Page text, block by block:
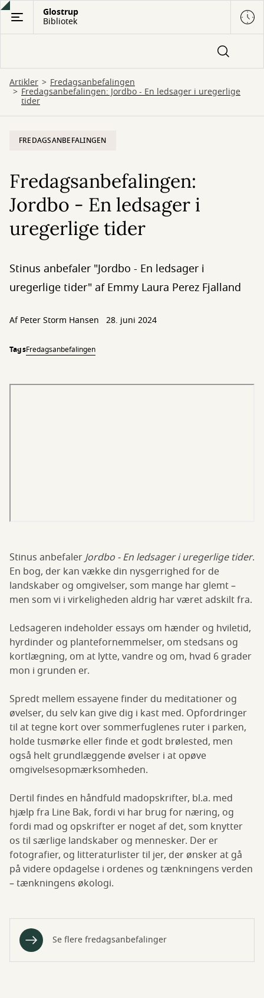
Gå
hovedindhold
Glostrup
Bibliotek
Artikler Fredagsanbefalingen
Fredagsanbefalingen: Jordbo - En ledsager i uregerlige
tider
FREDAGSANBEFALINGEN
Fredagsanbefalingen:
Jordbo - En ledsager i
uregerlige tider
Stinus anbefaler "Jordbo - En ledsager i
uregerlige tider" af Emmy Laura Perez Fjalland
AfPeter Storm Hansen 28. juni 2024
TagsFredagsanbefalingen
Stinus anbefalerJordbo - En ledsager i uregerlige tider.
En bog, der kan vække din nysgerrighed for de
landskaber og omgivelser, som mange har glemt –
men som vi i virkeligheden aldrig har været adskilt fra.
Ledsageren indeholder essays om hænder og hviletid,
hyrdinder og plantefornemmelser, om stedsans og
kortlægning, om at lytte, vandre og om, hvad 6 grader
mon i grunden er.
Spredt mellem essayene finder du meditationer og
øvelser, du selv kan give dig i kast med. Opfordringer
til at tegne kort over sommerfuglenes ruter i parken,
holde tusmørke eller finde et godt brølested, men
også helt grundlæggende øvelser i at opøve
omgivelsesopmærksomheden.
Dertil findes en håndfuld madopskrifter, bl.a. med
hjælp fra Line Bak, fordi vi har brug for næring, og
fordi mad og opskrifter er noget af det, som knytter
os til særlige landskaber og mennesker. Der er
fotografier, og litteraturlister til jer, der ønsker at gå
på videre opdagelse i ordenes og tænkningens verden
– tænkningens økologi.
Se flere fredagsanbefalinger